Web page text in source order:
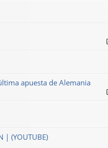
apuesta de Alemania
| (YOUTUBE)